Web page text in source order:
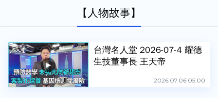
【人物故事】
台灣名人堂 2026-07-4 耀德
生技董事長 王天帝
2026.07.06 05:00